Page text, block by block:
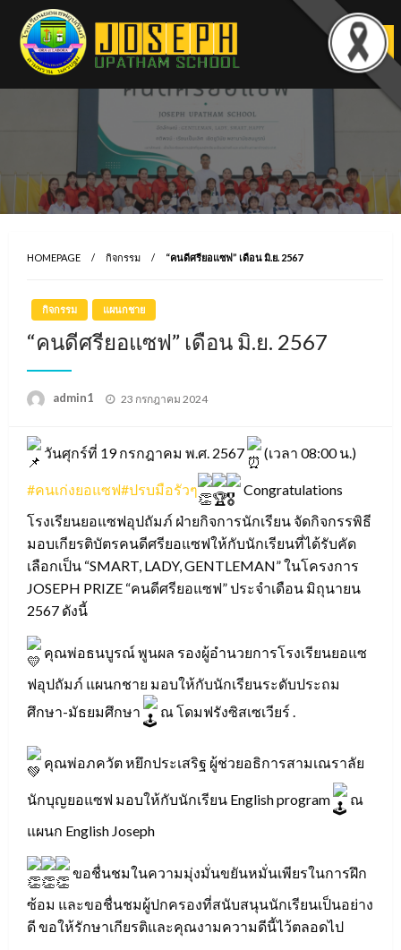
content
HOMEPAGE กิจกรรม “คนดีศรียอแซฟ” เดือน มิ.ย. 2567
กิจกรรม แผนกชาย
“คนดีศรียอแซฟ” เดือน มิ.ย. 2567
admin1
Posted
23 กรกฎาคม 2024
วันศุกร์ที่ 19 กรกฎาคม พ.ศ. 2567 (เวลา 08:00 น.)
#คนเก่งยอแซฟ#ปรบมือรัวๆ
Congratulations
โรงเรียนยอแซฟอุปถัมภ์ ฝ่ายกิจการนักเรียน จัดกิจกรรพิธี
มอบเกียรติบัตรคนดีศรียอแซฟให้กับนักเรียนที่ได้รับคัด
เลือกเป็น “SMART, LADY, GENTLEMAN” ในโครงการ
JOSEPH PRIZE “คนดีศรียอแซฟ” ประจำเดือน มิถุนายน
2567 ดังนี้
คุณพ่อธนบูรณ์ พูนผล รองผู้อำนวยการโรงเรียนยอแซ
ฟอุปถัมภ์ แผนกชาย มอบให้กับนักเรียนระดับประถม
ศึกษา-มัธยมศึกษา
ณ โดมฟรังซิสเซเวียร์ .
คุณพ่อภควัต หยึกประเสริฐ ผู้ช่วยอธิการสามเณราลัย
นักบุญยอแซฟ มอบให้กับนักเรียน English program
ณ
แผนก English Joseph
ขอชื่นชมในความมุ่งมั่นขยันหมั่นเพียรในการฝึก
ซ้อม และขอชื่นชมผู้ปกครองที่สนับสนุนนักเรียนเป็นอย่าง
ดี ขอให้รักษาเกียรติและคุณงามความดีนี้ไว้ตลอดไป